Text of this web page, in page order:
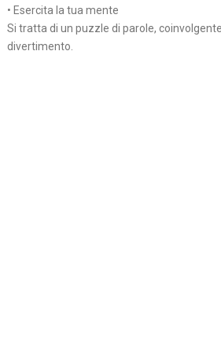
• Esercita la tua mente
Si tratta di un puzzle di parole,
divertimento.